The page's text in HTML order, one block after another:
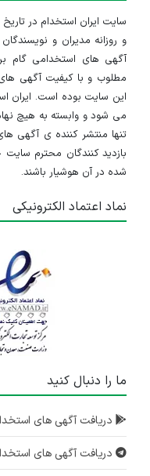
و روزانه مدیران و
آگهی های استخدامی گام
مطلوب و با کیفیت آگهی
این سایت بوده است. ایران
می شود و وابسته به هیچ
تنها منتشر کننده ی آگهی
بازدید کنندگان محترم
شده در آن هوشیار باشند.
نماد اعتماد الکترونیکی
ما را دنبال کنید
دریافت آگهی های
دریافت آگهی های